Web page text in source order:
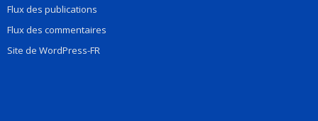
Flux des publications
Flux des commentaires
Site de WordPress-FR